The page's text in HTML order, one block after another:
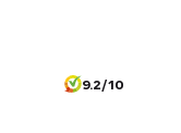
9.2/10